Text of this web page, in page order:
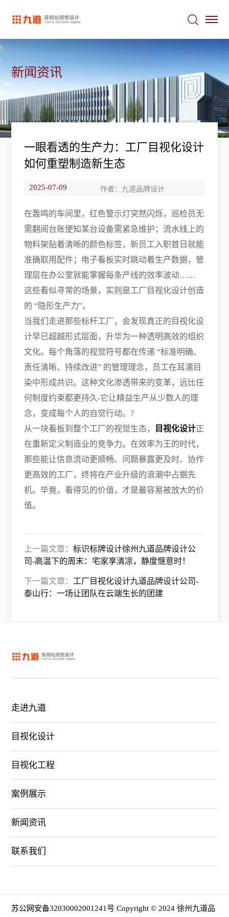
新闻资讯
一眼看透的生产力：工厂目视化设计
如何重塑制造新生态
2025-07-09 作者：九道品牌设计
在轰鸣的车间里，红色警示灯突然闪烁，巡检员无
需翻阅台账便知某台设备需紧急维护；流水线上的
物料架贴着清晰的颜色标签，新员工入职首日就能
准确取用配件；电子看板实时跳动着生产数据，管
理层在办公室就能掌握每条产线的效率波动……
这些看似寻常的场景，实则是工厂目视化设计创造
的 “隐形生产力”。
当我们走进那些标杆工厂，会发现真正的目视化设
计早已超越形式层面，升华为一种透明高效的组织
文化。每个角落的视觉符号都在传递 “标准明确、
责任清晰、持续改进” 的管理理念，员工在耳濡目
染中形成共识。这种文化渗透带来的变革，远比任
何制度约束都更持久-它让精益生产从少数人的理
念，变成每个人的自觉行动。?
从一块看板到整个工厂的视觉生态，
目视化设计正
在重新定义制造业的竞争力。在效率为王的时代，
那些能让信息流动更顺畅、问题暴露更及时、协作
更高效的工厂，终将在产业升级的浪潮中占据先
机。毕竟，看得见的价值，才是最容易被放大的价
值。
上一篇文章： 标识标牌设计徐州九道品牌设计公
司-高温下的周末：宅家享清凉，静度惬意时！
下一篇文章： 工厂目视化设计九道品牌设计公司-
泰山行：一场让团队在云端生长的团建
走进九道
目视化设计
目视化工程
案例展示
新闻资讯
联系我们
苏公网安备32030002001241号 Copyright © 2024 徐州九道品